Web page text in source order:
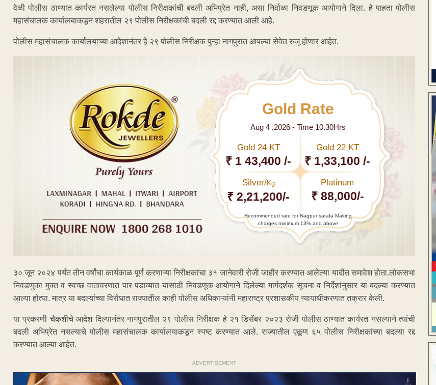
वेळी पोलीस ठाण्यात कार्यरत नसलेल्या पोलीस निरीक्षकांची बदली अभिप्रेत नाही, असा निर्वाळा निवडणूक आयोगाने दिला. हे पाहता पोलीस
महासंचालक कार्यालयाकडून शहरातील २९ पोलीस निरीक्षकांची बदली रद्द करण्यात आली आहे.
पोलीस महासंचालक कार्यालयाच्या आदेशानंतर हे २९ पोलीस निरीक्षक पुन्हा नागपुरात आपल्या सेवेत रुजू होणार आहेत.
Gold Rate
Aug 4 ,2026 - Time 10.30Hrs
Gold 24 KT
₹ 1 43,400 /-
Gold 22 KT
₹ 1,33,100 /-
Silver/Kg
₹ 2,21,200/-
Platinum
₹ 88,000/-
Recommended rate for Nagpur sarafa Making
charges minimum 13% and above
३० जून २०२४ पर्यंत तीन वर्षांचा कार्यकाळ पूर्ण करणाऱ्या निरीक्षकांचा ३१ जानेवारी रोजी जाहीर करण्यात आलेल्या यादीत समावेश होता.लोकसभा
निवडणुका मुक्त व स्वच्छ वातावरणात पार पडाव्यात यासाठी निवडणूक आयोगाने दिलेल्या मार्गदर्शक सूचना व निर्देशांनुसार या बदल्या करण्यात
आल्या होत्या. मात्र या बदल्यांच्या विरोधात राज्यातील काही पोलीस अधिकाऱ्यांनी महाराष्ट्र प्रशासकीय न्यायाधीकरणात तक्रार केली.
या प्रकरणी चैकशीचे आदेश दिल्यानंतर नागपुरातील २९ पोलीस निरीक्षक हे २१ डिसेंबर २०२३ रोजी पोलीस ठाण्यात कार्यरत नसल्याने त्यांची
बदली अभिप्रेत नसल्याचे पोलीस महासंचालक कार्यालयाकडून स्पष्ट करण्यात आले. राज्यातील एकूण ६५ पोलीस निरीक्षकांच्या बदल्या रद्द
करण्यात आल्या आहेत.
ADVERTISEMENT